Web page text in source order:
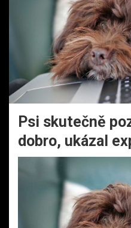
Psi skutečně
dobro, ukázal